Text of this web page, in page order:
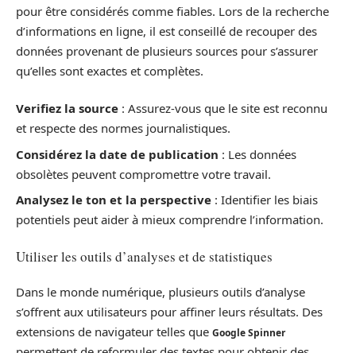
pour être considérés comme fiables. Lors de la recherche
d’informations en ligne, il est conseillé de recouper des
données provenant de plusieurs sources pour s’assurer
qu’elles sont exactes et complètes.
Verifiez la source : Assurez-vous que le site est reconnu
et respecte des normes journalistiques.
Considérez la date de publication : Les données
obsolètes peuvent compromettre votre travail.
Analysez le ton et la perspective : Identifier les biais
potentiels peut aider à mieux comprendre l’information.
Utiliser les outils d’analyses et de statistiques
Dans le monde numérique, plusieurs outils d’analyse
s’offrent aux utilisateurs pour affiner leurs résultats. Des
extensions de navigateur telles que Google Spinner